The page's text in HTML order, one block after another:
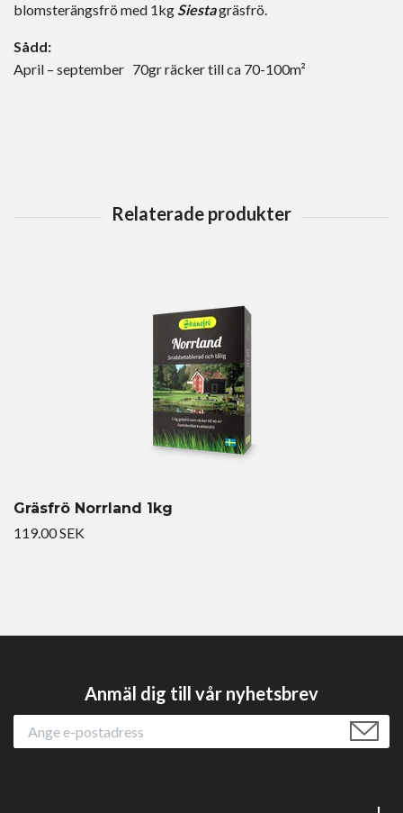
blomsterängsfrö med 1kgSiestagräsfrö.
Sådd:
April – september 70gr räcker till ca 70-100m²
Gräsfrö Norrland 1kg
119.00 SEK
Anmäl dig till vår nyhetsbrev